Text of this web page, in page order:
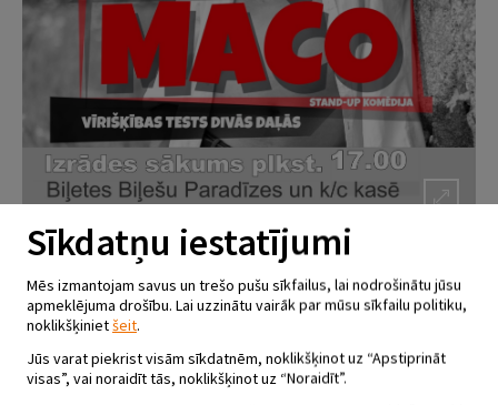
IZRĀDE – KOMĒDIJA “MAČO”
07.10.2023 - plkst.17.00
Viesītes kultūras centrs “Sēlija”
Sīkdatņu iestatījumi
Mēs izmantojam savus un trešo pušu sīkfailus, lai nodrošinātu jūsu
apmeklējuma drošību. Lai uzzinātu vairāk par mūsu sīkfailu politiku,
noklikšķinietšeit.
Jūs varat piekrist visām sīkdatnēm, noklikšķinot uz “Apstiprināt
visas”, vai noraidīt tās, noklikšķinot uz “Noraidīt”.